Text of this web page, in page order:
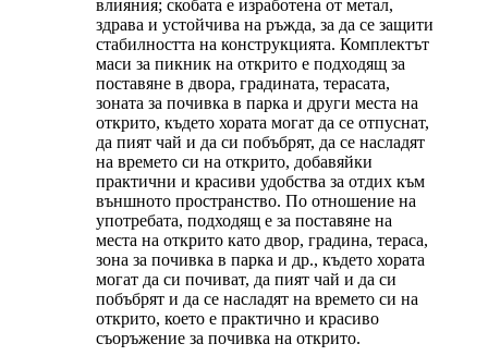
влияния; скобата е изработена от метал,
здрава и устойчива на ръжда, за да се защити
стабилността на конструкцията. Комплектът
маси за пикник на открито е подходящ за
поставяне в двора, градината, терасата,
зоната за почивка в парка и други места на
открито, където хората могат да се отпуснат,
да пият чай и да си побъбрят, да се насладят
на времето си на открито, добавяйки
практични и красиви удобства за отдих към
външното пространство. По отношение на
употребата, подходящ е за поставяне на
места на открито като двор, градина, тераса,
зона за почивка в парка и др., където хората
могат да си почиват, да пият чай и да си
побъбрят и да се насладят на времето си на
открито, което е практично и красиво
съоръжение за почивка на открито.